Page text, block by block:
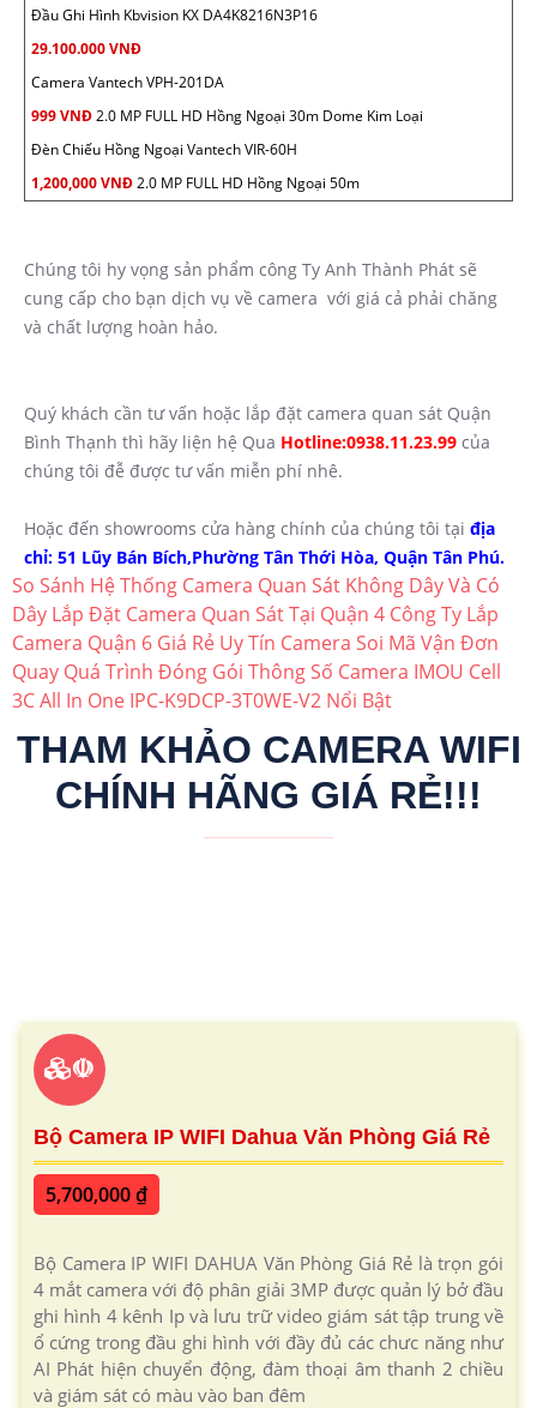
Đầu Ghi Hình Kbvision KX DA4K8216N3P16
29.100.000 VNĐ
Camera Vantech VPH-201DA
999 VNĐ2.0 MP FULL HD Hồng Ngoại 30m Dome Kim Loại
Đèn Chiếu Hồng Ngoại Vantech VIR-60H
1,200,000 VNĐ2.0 MP FULL HD Hồng Ngoại 50m
Chúng tôi hy vọng sản phẩm công Ty Anh Thành Phát sẽ
cung cấp cho bạn dịch vụ về camera với giá cả phải chăng
và chất lượng hoàn hảo.
Quý khách cần tư vấn hoặc lắp đặt camera quan sát Quận
Bình Thạnh thì hãy liện hệ Qua Hotline:0938.11.23.99 của
chúng tôi đễ được tư vấn miễn phí nhê.
Hoặc đến showrooms cửa hàng chính của chúng tôi tại địa
chỉ: 51 Lũy Bán Bích,Phường Tân Thới Hòa, Quận Tân Phú.
So Sánh Hệ Thống Camera Quan Sát Không Dây Và Có
Dây Lắp Đặt Camera Quan Sát Tại Quận 4 Công Ty Lắp
Camera Quận 6 Giá Rẻ Uy Tín Camera Soi Mã Vận Đơn
Quay Quá Trình Đóng Gói Thông Số Camera IMOU Cell
3C All In One IPC-K9DCP-3T0WE-V2 Nổi Bật
THAM KHẢO CAMERA WIFI
CHÍNH HÃNG GIÁ RẺ!!!
☫
Bộ Camera IP WIFI Dahua Văn Phòng Giá Rẻ
5,700,000 ₫
Bộ Camera IP WIFI DAHUA Văn Phòng Giá Rẻ là trọn gói
4 mắt camera với độ phân giải 3MP được quản lý bở đầu
ghi hình 4 kênh Ip và lưu trữ video giám sát tập trung về
ổ cứng trong đầu ghi hình với đầy đủ các chưc năng như
AI Phát hiện chuyển động, đàm thoại âm thanh 2 chiều
và giám sát có màu vào ban đêm